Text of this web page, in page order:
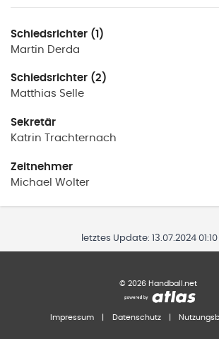
Schiedsrichter (1)
Martin Derda
Schiedsrichter (2)
Matthias Selle
Sekretär
Katrin
Trachternach
Zeitnehmer
Michael Wolter
letztes Update: 13.07.2024
© 2026 Handball.net
Impressum Datenschutz